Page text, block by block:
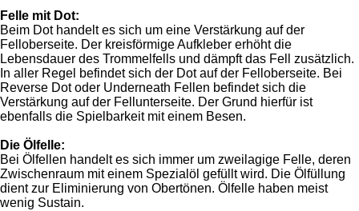
Felle mit Dot:
Beim Dot handelt es sich um eine Verstärkung auf der
Felloberseite. Der kreisförmige Aufkleber erhöht die
Lebensdauer des Trommelfells und dämpft das Fell zusätzlich.
In aller Regel befindet sich der Dot auf der Felloberseite. Bei
Reverse Dot oder Underneath Fellen befindet sich die
Verstärkung auf der Fellunterseite. Der Grund hierfür ist
ebenfalls die Spielbarkeit mit einem Besen.
Die Ölfelle:
Bei Ölfellen handelt es sich immer um zweilagige Felle, deren
Zwischenraum mit einem Spezialöl gefüllt wird. Die Ölfüllung
dient zur Eliminierung von Obertönen. Ölfelle haben meist
wenig Sustain.